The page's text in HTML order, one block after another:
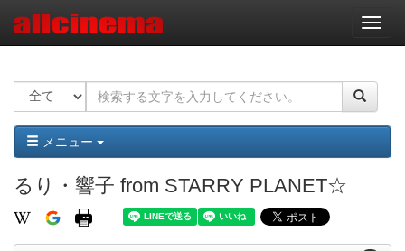
ナ
ビ
ー
ョ
ン
メニュー
るり・響子 from STARRY PLANET☆